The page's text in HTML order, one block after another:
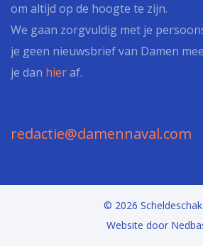
om altijd op de hoogte te zijn.
We gaan zorgvuldig met je
je geen nieuwsbrief van Damen
je dan hieraf.
redactie@damennaval.com
© 2026
Website door